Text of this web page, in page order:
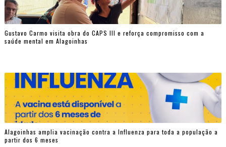
Gustavo Carmo visita obra do CAPS III e reforça compromisso com a
saúde mental em Alagoinhas
Alagoinhas amplia vacinação contra a Influenza para toda a população a
partir dos 6 meses